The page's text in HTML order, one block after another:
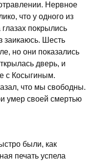
Нервное
что у одного из
покрылись
заикаюсь. Шесть
но они показались
дверь, и
с Косыгиным.
что мы свободны.
умер своей смертью
были, как
печать успела